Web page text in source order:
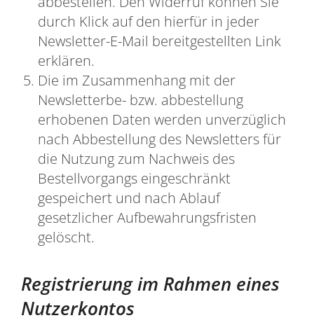
durch Klick auf den hierfür in jeder
Newsletter-E-Mail bereitgestellten Link
erklären.
Die im Zusammenhang mit der
Newsletterbe- bzw. abbestellung
erhobenen Daten werden unverzüglich
nach Abbestellung des Newsletters für
die Nutzung zum Nachweis des
Bestellvorgangs eingeschränkt
gespeichert und nach Ablauf
gesetzlicher Aufbewahrungsfristen
gelöscht.
Registrierung im Rahmen eines
Nutzerkontos